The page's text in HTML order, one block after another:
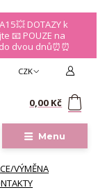
DOTAZY k
📧 POUZE na
dvou dnů⏰⏰
Menu
VÝMĚNA
CZK
0,00 Kč